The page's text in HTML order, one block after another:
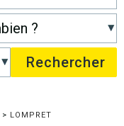
> LOMPRET